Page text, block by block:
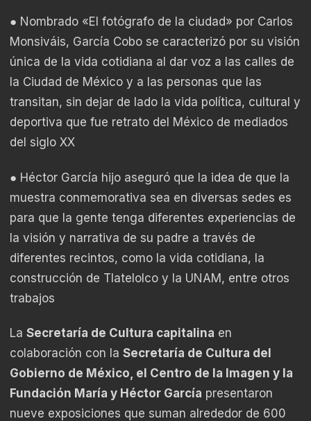
● Nombrado «El fotógrafo de la ciudad» por Carlos
Monsiváis, García Cobo se caracterizó por su visión
única de la vida cotidiana al dar voz a las calles de
la Ciudad de México y a las personas que las
transitan, sin dejar de lado la vida política, cultural y
deportiva que fue retrato del México de mediados
del siglo XX
● Héctor García hijo aseguró que la idea de que la
muestra conmemorativa sea en diversas sedes es
para que la gente tenga diferentes experiencias de
la visión y narrativa de su padre a través de
diferentes recintos, como la vida cotidiana, la
construcción de Tlatelolco y la UNAM, entre otros
trabajos
La Secretaría de Cultura capitalina en
colaboración con la Secretaría de Cultura del
Gobierno de México, el Centro de la Imagen y la
Fundación María y Héctor García presentaron
nueve exposiciones que suman alrededor de 600